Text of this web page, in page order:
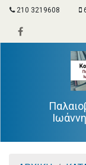
210 3219608